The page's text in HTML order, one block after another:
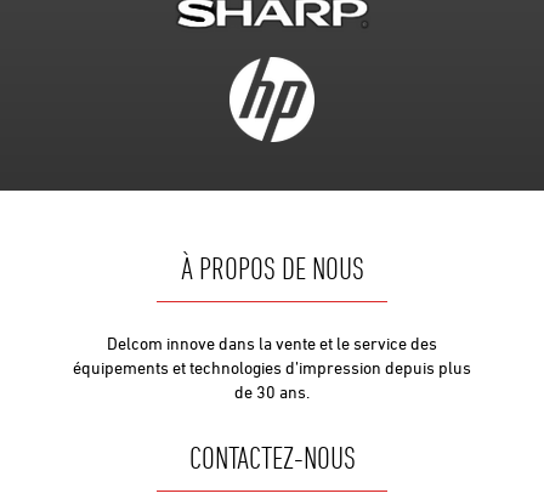
À PROPOS DE NOUS
Delcom innove dans la vente et le service des
équipements et technologies d’impression depuis plus
de 30 ans.
CONTACTEZ-NOUS